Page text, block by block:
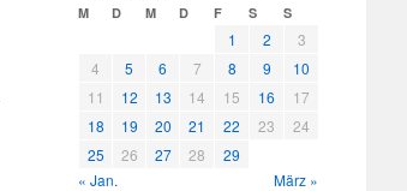
M D M D F S S
1 2
3
4
5 6 7 8 9
10
11
12 13 14 15 16
17
18
19 20 21 22 23
24
25
26 27 28
29
« Jan.
März »